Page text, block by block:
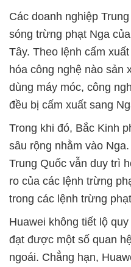
Các doanh nghiệp
sóng trừng phạt Nga
Tây. Theo lệnh cấm
hóa công nghệ nào sản
dùng máy móc, công
đều bị cấm xuất sang
Trong khi đó, Bắc Kinh
sâu rộng nhằm vào
Trung Quốc vẫn duy trì
ro của các lệnh trừng
trong các lệnh trừng
Huawei không tiết lộ
đạt được một số quan
ngoái. Chẳng hạn,